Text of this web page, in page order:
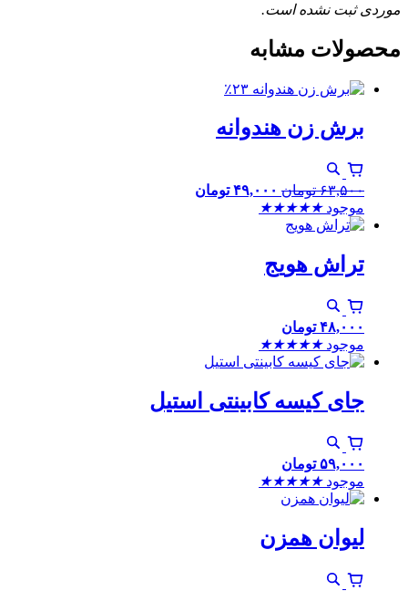
موردی ثبت نشده است.
محصولات مشابه
٪۲۳
برش زن هندوانه
۶۳,۵۰۰ تومان ۴۹,۰۰۰ تومان
موجود ★
★
★
★
★
تراش هویج
۴۸,۰۰۰ تومان
موجود ★
★
★
★
★
جای کیسه کابینتی استیل
۵۹,۰۰۰ تومان
موجود ★
★
★
★
★
لیوان همزن